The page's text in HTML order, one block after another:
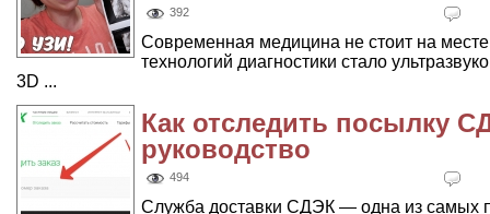
392
Современная медицина не стоит на
технологий диагностики стало
3D ...
Как отследить посылку
руководство
494
Служба доставки СДЭК — одна из самых